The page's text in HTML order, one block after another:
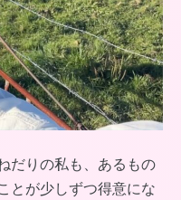
だりの私も、あるもの
とが少しずつ得意にな